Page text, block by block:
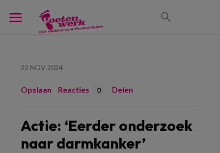
22 NOV 2024
Opslaan Reacties 0 Delen
Actie: ‘Eerder onderzoek
naar darmkanker’